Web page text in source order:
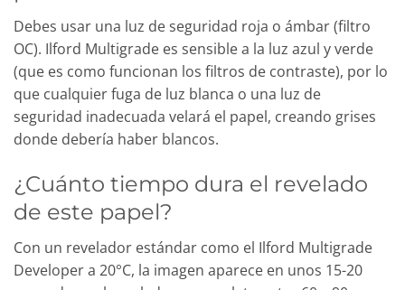
Debes usar una luz de seguridad roja o ámbar (filtro
OC). Ilford Multigrade es sensible a la luz azul y verde
(que es como funcionan los filtros de contraste), por lo
que cualquier fuga de luz blanca o una luz de
seguridad inadecuada velará el papel, creando grises
donde debería haber blancos.
¿Cuánto tiempo dura el revelado
de este papel?
Con un revelador estándar como el Ilford Multigrade
Developer a 20°C, la imagen aparece en unos 15-20